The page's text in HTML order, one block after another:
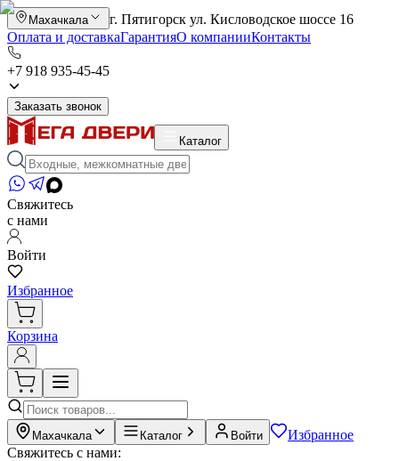
Махачкала
г. Пятигорск ул. Кисловодское шоссе 16
Оплата и доставкаГарантияО компанииКонтакты
+7 918 935-45-45
Заказать звонок
Каталог
Свяжитесь
с нами
Войти
Избранное
Корзина
Махачкала Каталог Войти
Избранное
Свяжитесь с нами: